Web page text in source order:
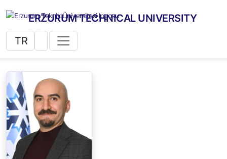
ERZURUM TECHNICAL UNIVERSITY
TR